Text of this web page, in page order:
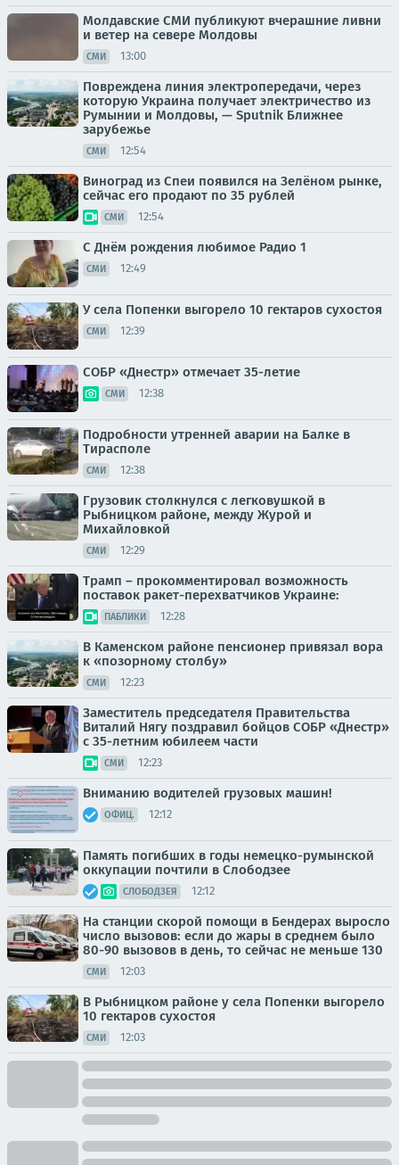
Молдавские СМИ публикуют вчерашние ливни
и ветер на севере Молдовы
СМИ 13:00
Повреждена линия электропередачи, через
которую Украина получает электричество из
Румынии и Молдовы, — Sputnik Ближнее
зарубежье
СМИ 12:54
Виноград из Спеи появился на Зелёном рынке,
сейчас его продают по 35 рублей
СМИ 12:54
С Днём рождения любимое Радио 1
СМИ 12:49
У села Попенки выгорело 10 гектаров сухостоя
СМИ 12:39
СОБР «Днестр» отмечает 35-летие
СМИ 12:38
Подробности утренней аварии на Балке в
Тирасполе
СМИ 12:38
Грузовик столкнулся с легковушкой в
Рыбницком районе, между Журой и
Михайловкой
СМИ 12:29
Трамп – прокомментировал возможность
поставок ракет-перехватчиков Украине:
ПАБЛИКИ 12:28
В Каменском районе пенсионер привязал вора
к «позорному столбу»
СМИ 12:23
Заместитель председателя Правительства
Виталий Нягу поздравил бойцов СОБР «Днестр»
с 35-летним юбилеем части
СМИ 12:23
Вниманию водителей грузовых машин!
ОФИЦ. 12:12
Память погибших в годы немецко-румынской
оккупации почтили в Слободзее
СЛОБОДЗЕЯ 12:12
На станции скорой помощи в Бендерах выросло
число вызовов: если до жары в среднем было
80-90 вызовов в день, то сейчас не меньше 130
СМИ 12:03
В Рыбницком районе у села Попенки выгорело
10 гектаров сухостоя
СМИ 12:03